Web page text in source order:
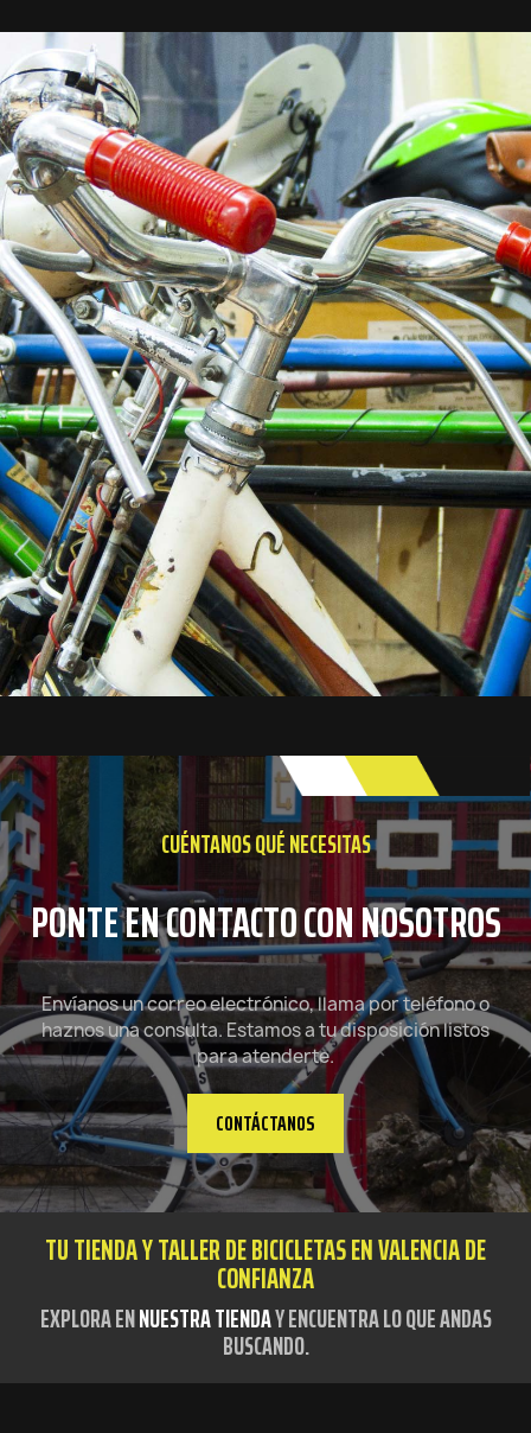
CUÉNTANOS QUÉ NECESITAS
PONTE EN CONTACTO CON NOSOTROS
Envíanos un correo electrónico, llama por teléfono o
haznos una consulta. Estamos a tu disposición listos
para atenderte.
CONTÁCTANOS
TU TIENDA Y TALLER DE BICICLETAS EN VALENCIA DE
CONFIANZA
EXPLORA ENNUESTRA TIENDAY ENCUENTRA LO QUE ANDAS
BUSCANDO.